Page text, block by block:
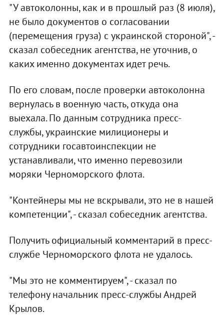
"У автоколонны, как и в прошлый раз (8 июля),
не было документов о согласовании
(перемещения груза) с украинской стороной", -
сказал собеседник агентства, не уточнив, о
каких именно документах идет речь.
По его словам, после проверки автоколонна
вернулась в военную часть, откуда она
выехала. По данным сотрудника пресс-
службы, украинские милиционеры и
сотрудники госавтоинспекции не
устанавливали, что именно перевозили
моряки Черноморского флота.
"Контейнеры мы не вскрывали, это не в нашей
компетенции", - сказал собеседник агентства.
Получить официальный комментарий в пресс-
службе Черноморского флота не удалось.
"Мы это не комментируем", - сказал по
телефону начальник пресс-службы Андрей
Крылов.